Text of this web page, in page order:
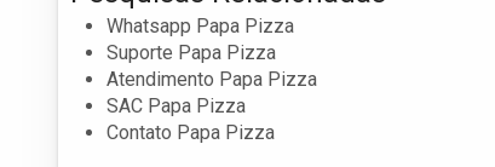
Whatsapp Papa Pizza
Suporte Papa Pizza
Atendimento Papa Pizza
SAC Papa Pizza
Contato Papa Pizza